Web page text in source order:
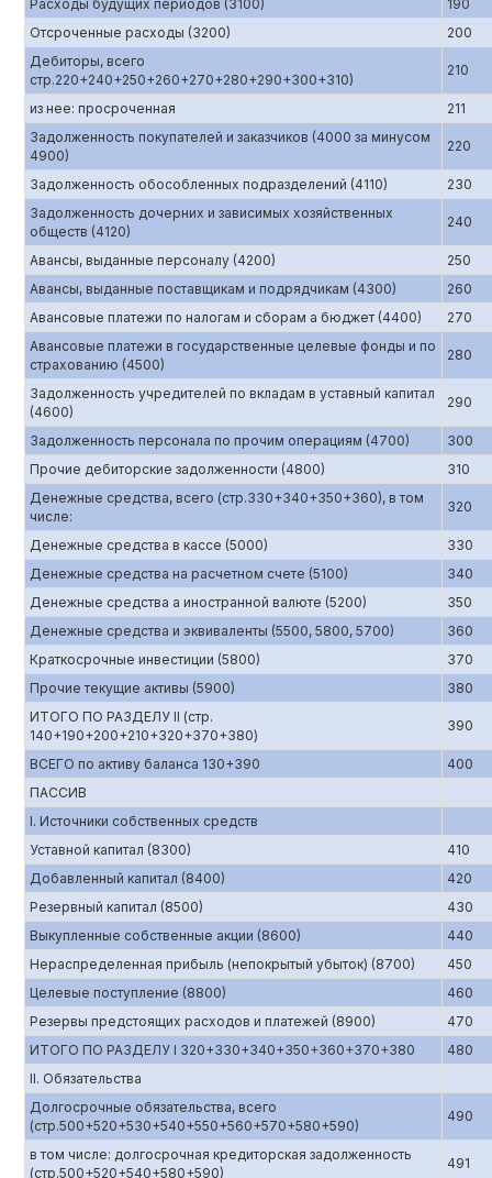
Расходы будущих периодов (3100)
190
Отсроченные расходы (3200)
200
Дебиторы, всего
стр.220+240+250+260+270+280+290+300+310)
210
из нее: просроченная
211
Задолженность покупателей и заказчиков (4000 за минусом
4900)
220
Задолженность обособленных подразделений (4110)
230
Задолженность дочерних и зависимых хозяйственных
обществ (4120)
240
Авансы, выданные персоналу (4200)
250
Авансы, выданные поставщикам и подрядчикам (4300)
260
Авансовые платежи по налогам и сборам а бюджет (4400)
270
Авансовые платежи в государственные целевые фонды и по
страхованию (4500)
280
Задолженность учредителей по вкладам в уставный капитал
(4600)
290
Задолженность персонала по прочим операциям (4700)
300
Прочие дебиторские задолженности (4800)
310
Денежные средства, всего (стр.330+340+350+360), в том
числе:
320
Денежные средства в кассе (5000)
330
Денежные средства на расчетном счете (5100)
340
Денежные средства а иностранной валюте (5200)
350
Денежные средства и эквиваленты (5500, 5800, 5700)
360
Краткосрочные инвестиции (5800)
370
Прочие текущие активы (5900)
380
ИТОГО ПО РАЗДЕЛУ II (стр.
140+190+200+210+320+370+380)
390
ВСЕГО по активу баланса 130+390
400
ПАССИВ
I. Источники собственных средств
Уставной капитал (8300)
410
Добавленный капитал (8400)
420
Резервный капитал (8500)
430
Выкупленные собственные акции (8600)
440
Нераспределенная прибыль (непокрытый убыток) (8700)
450
Целевые поступление (8800)
460
Резервы предстоящих расходов и платежей (8900)
470
ИТОГО ПО РАЗДЕЛУ I 320+330+340+350+360+370+380
480
II. Обязательства
Долгосрочные обязательства, всего
(стр.500+520+530+540+550+560+570+580+590)
490
в том числе: долгосрочная кредиторская задолженность
(стр.500+520+540+580+590)
491